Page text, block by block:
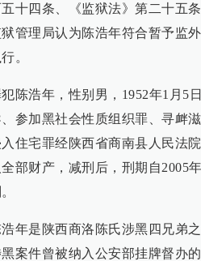
十四条、《监狱法》第二十五
狱管理局认为陈浩年符合暂予监
。
陈浩年，性别男，1952年1月5
参加黑社会性质组织罪、寻衅
住宅罪经陕西省商南县人民法
全部财产，减刑后，刑期自2005
浩年是陕西商洛陈氏涉黑四兄弟
案件曾被纳入公安部挂牌督办的